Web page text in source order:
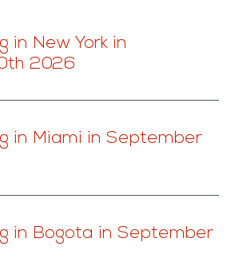
in New York in
2026
in Miami in September
in Bogota in September